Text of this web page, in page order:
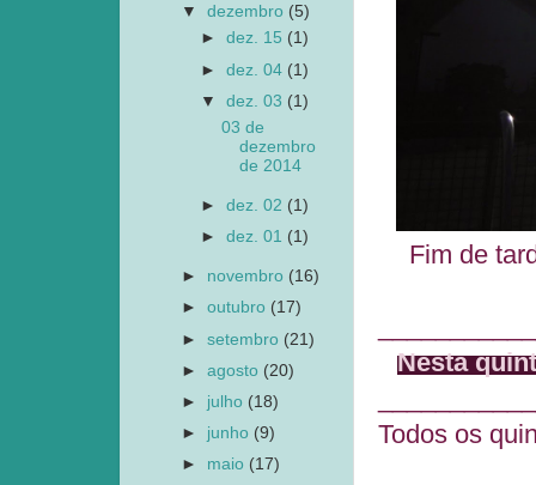
Fim de
Nesta
Todos os
▼dezembro (5)
►dez. 15 (1)
►dez. 04 (1)
▼dez. 03 (1)
03 de
dezembro
de 2014
►dez. 02 (1)
►dez. 01 (1)
► novembro (16)
►outubro (17)
►setembro (21)
►agosto (20)
► julho (18)
► junho (9)
► maio (17)